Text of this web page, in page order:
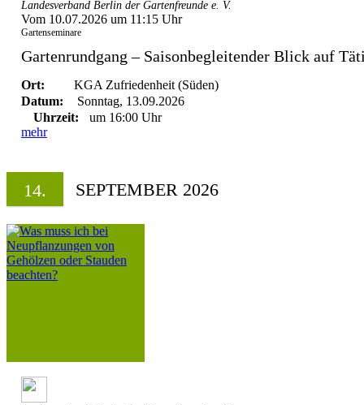
Landesverband Berlin der Gartenfreunde e. V.
Vom 10.07.2026 um 11:15 Uhr
Gartenseminare
Gartenrundgang – Saisonbegleitender Blick auf
Ort:
KGA Zufriedenheit (Süden)
Datum:
Sonntag, 13.09.2026
Uhrzeit:
um 16:00 Uhr
mehr
14. SEPTEMBER 2026